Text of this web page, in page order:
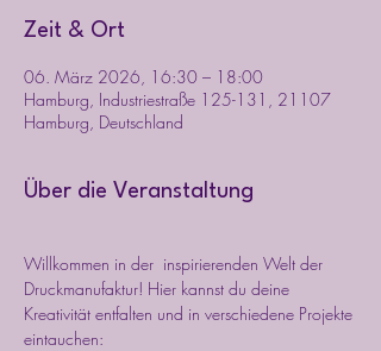
Zeit & Ort
06. März 2026, 16:30 – 18:00
Hamburg, Industriestraße 125-131, 21107
Hamburg, Deutschland
Über die Veranstaltung
Willkommen in der  inspirierenden Welt der
Druckmanufaktur! Hier kannst du deine
Kreativität entfalten und in verschiedene Projekte
eintauchen: